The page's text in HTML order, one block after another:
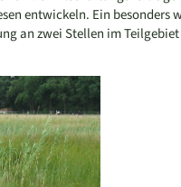
entwickeln. Ein besonders
an zwei Stellen im Teilgebiet